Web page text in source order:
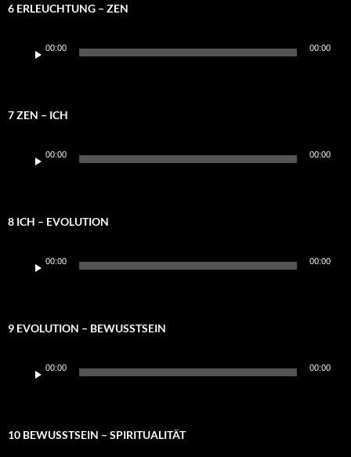
6 ERLEUCHTUNG – ZEN
Player
00:00 00:00
7 ZEN – ICH
Player
00:00 00:00
8 ICH – EVOLUTION
Player
00:00 00:00
9 EVOLUTION – BEWUSSTSEIN
Player
00:00 00:00
10 BEWUSSTSEIN – SPIRITUALITÄT